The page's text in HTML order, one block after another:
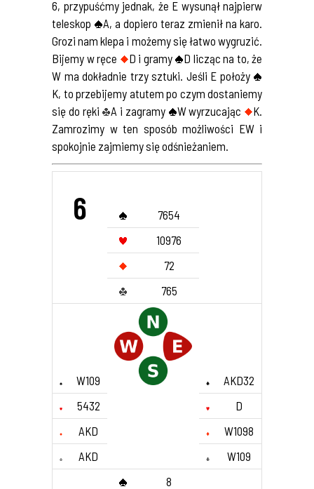
6, przypuśćmy jednak, że E wysunął najpierw
teleskop
A, a dopiero teraz zmienił na karo.
Grozi nam klepa i możemy się łatwo wygruzić.
Bijemy w ręce
D i gramy
D licząc na to, że
W ma dokładnie trzy sztuki. Jeśli E położy
K, to przebijemy atutem po czym dostaniemy
się do ręki
A i zagramy W wyrzucając
K.
Zamrozimy w ten sposób możliwości EW i
spokojnie zajmiemy się odśnieżaniem.
6
7654
10976
72
765
W109
AKD32
5432
D
AKD
W1098
AKD
W109
8